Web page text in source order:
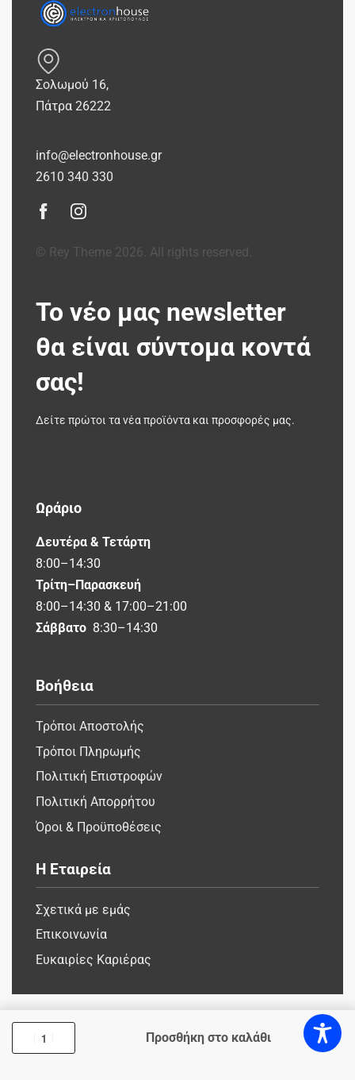
Σολωμού 16,
Πάτρα 26222
info@electronhouse.gr
2610 340 330
© Rey Theme 2026. All rights reserved.
Το νέο μας newsletter
θα είναι σύντομα κοντά
σας!
Δείτε πρώτοι τα νέα προϊόντα και προσφορές μας.
Ωράριο
Δευτέρα & Τετάρτη
8:00–14:30
Τρίτη–Παρασκευή
8:00–14:30 & 17:00–21:00
Σάββατο 8:30–14:30
Βοήθεια
Τρόποι Αποστολής
Τρόποι Πληρωμής
Πολιτική Επιστροφών
Πολιτική Απορρήτου
Όροι & Προϋποθέσεις
Η Εταιρεία
Σχετικά με εμάς
Επικοινωνία
Ευκαιρίες Καριέρας
Προσθήκη στο καλάθι